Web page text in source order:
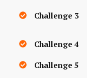
Challenge 3
Challenge 4
Challenge 5